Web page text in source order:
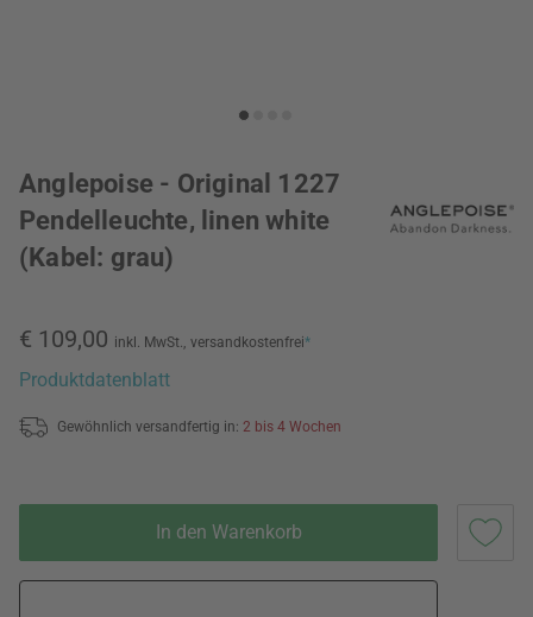
Anglepoise - Original 1227
Pendelleuchte, linen white
(Kabel: grau)
€ 109,00 inkl. MwSt., versandkostenfrei*
Produktdatenblatt
Gewöhnlich versandfertig in: 2 bis 4 Wochen
In den Warenkorb